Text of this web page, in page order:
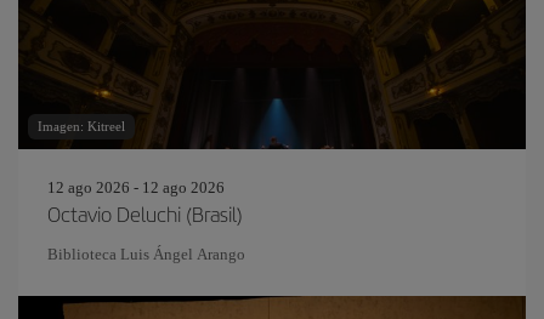
Imagen: Kitreel
12 ago 2026 - 12 ago 2026
Octavio Deluchi (Brasil)
Biblioteca Luis Ángel Arango